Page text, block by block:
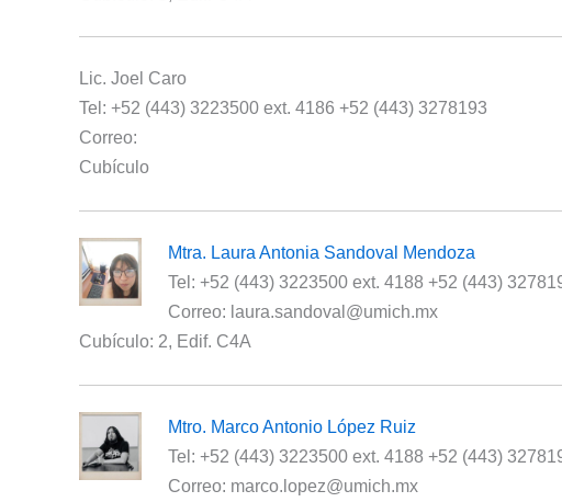
Lic. Joel Caro
Tel: +52 (443) 3223500 ext. 4186 +52 (443) 3278193
Correo:
Cubículo
Mtra. Laura Antonia Sandoval Mendoza
Tel: +52 (443) 3223500 ext. 4188 +52 (443)
Correo: laura.sandoval@umich.mx
Cubículo: 2, Edif. C4A
Mtro. Marco Antonio López Ruiz
Tel: +52 (443) 3223500 ext. 4188 +52 (443)
Correo: marco.lopez@umich.mx